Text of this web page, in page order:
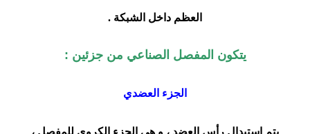
العظم داخل الشبكة .
يتكون المفصل الصناعي من جزئين :
الجزء العضدي